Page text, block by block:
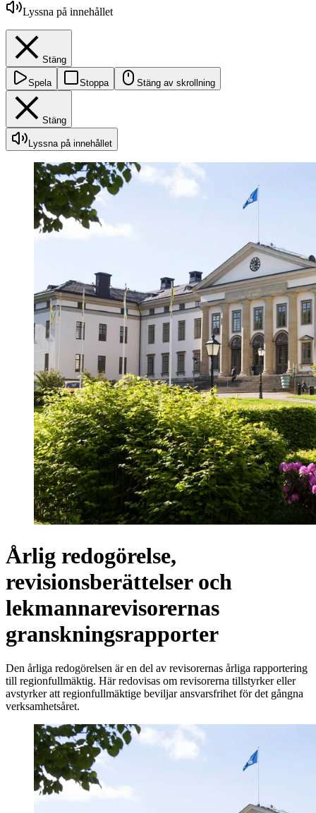
Lyssna på innehållet
Stäng
Spela Stoppa Stäng av skrollning
Stäng
Lyssna på innehållet
Årlig redogörelse,
revisionsberättelser och
lekmannarevisorernas
granskningsrapporter
Den årliga redogörelsen är en del av revisorernas årliga rapportering
till regionfullmäktig. Här redovisas om revisorerna tillstyrker eller
avstyrker att regionfullmäktige beviljar ansvarsfrihet för det gångna
verksamhetsåret.